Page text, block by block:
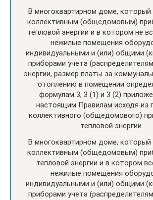
В многоквартирном доме, который
коллективным (общедомовым)
тепловой энергии и в котором не
нежилые помещения
индивидуальными и (или) общими
приборами учета
энергии, размер платы за
отоплению в помещении
формулам 3, 3 (1) и 3 (2)
настоящим Правилам исходя из
коллективного (общедомового)
тепловой энергии.
В многоквартирном доме, который
коллективным (общедомовым)
тепловой энергии и в котором
нежилые помещения
индивидуальными и (или) общими
приборами учета